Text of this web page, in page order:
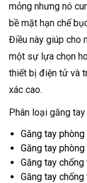
mỏng nhưng nó
bề mặt hạn chế
Điều này giúp cho
một sự lựa chọn
thiết bị điện tử và
xác cao.
Phân loại găng tay
Găng tay
Găng tay
Găng tay
Găng tay